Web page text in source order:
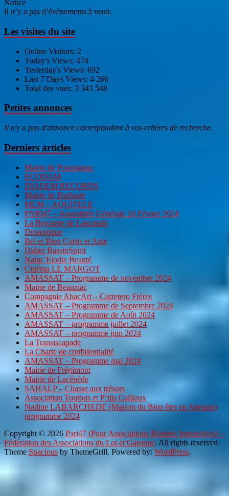
Notice
Il n’y a pas d’évènements à venir.
Les visites du site
Online Visitors: 2
Today's Views: 474
Yesterday's Views: 692
Last 7 Days Views: 4 266
Total des vues: 3 343 548
Petites annonces
Il n'y a pas d'annonce correspondant à vos critères de recherche.
Derniers articles
Mairie de Poussignac
ECODAM
DIADEM RECORDS
Mairie de Barbaste
MLM – AQUITELE
PARI47 – Assemblée Générale 24 Février 2024
La Brocante de Lascanals
Dronistique
Bel et Bien Corps et Ame
Didier BassinSpirit
Natur’Elodie Beauté
Cinéma LE MARGOT
AMASSAT – Programme de novembre 2024
Mairie de Beauziac
Compagnie AbacArt – Carretero Frères
AMASSAT – Programme de Septembre 2024
AMASSAT – Programme de Août 2024
AMASSAT – programme juillet 2024
AMASSAT – programme juin 2024
La Transiscapade
La Charte de confidentialité
AMASSAT – Programme mai 2024
Mairie de Frégimont
Mairie de Lacépède
SAHALP – Chasse aux trésors
Association Toutous et P’tits Cailloux
Nadine LABARCHEDE (Maison du Bien être en Agenais)
programme 2024
Copyright © 2026 Pari47 (Pour Associations Réunies Interactives) –
Fédération des Associations du Lot et Garonne. All rights reserved.
Theme Spacious by ThemeGrill. Powered by: WordPress.